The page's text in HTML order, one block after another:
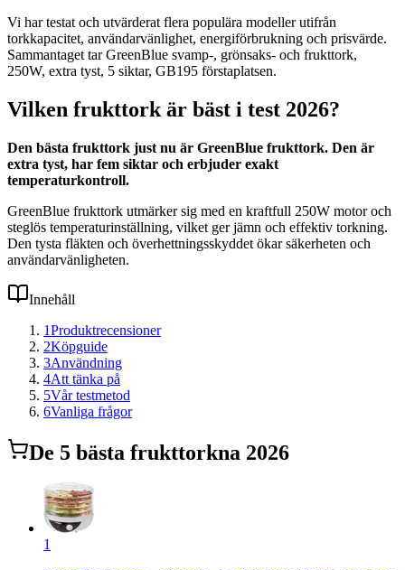
Vi har testat och utvärderat flera populära modeller utifrån
torkkapacitet, användarvänlighet, energiförbrukning och prisvärde.
Sammantaget tar GreenBlue svamp-, grönsaks- och frukttork,
250W, extra tyst, 5 siktar, GB195 förstaplatsen.
Vilken frukttork är bäst i test 2026?
Den bästa frukttork just nu är GreenBlue frukttork. Den är
extra tyst, har fem siktar och erbjuder exakt
temperaturkontroll.
GreenBlue frukttork utmärker sig med en kraftfull 250W motor och
steglös temperaturinställning, vilket ger jämn och effektiv torkning.
Den tysta fläkten och överhettningsskyddet ökar säkerheten och
användarvänligheten.
Innehåll
1Produktrecensioner
2Köpguide
3Användning
4Att tänka på
5Vår testmetod
6Vanliga frågor
De 5 bästa frukttorkna 2026
1